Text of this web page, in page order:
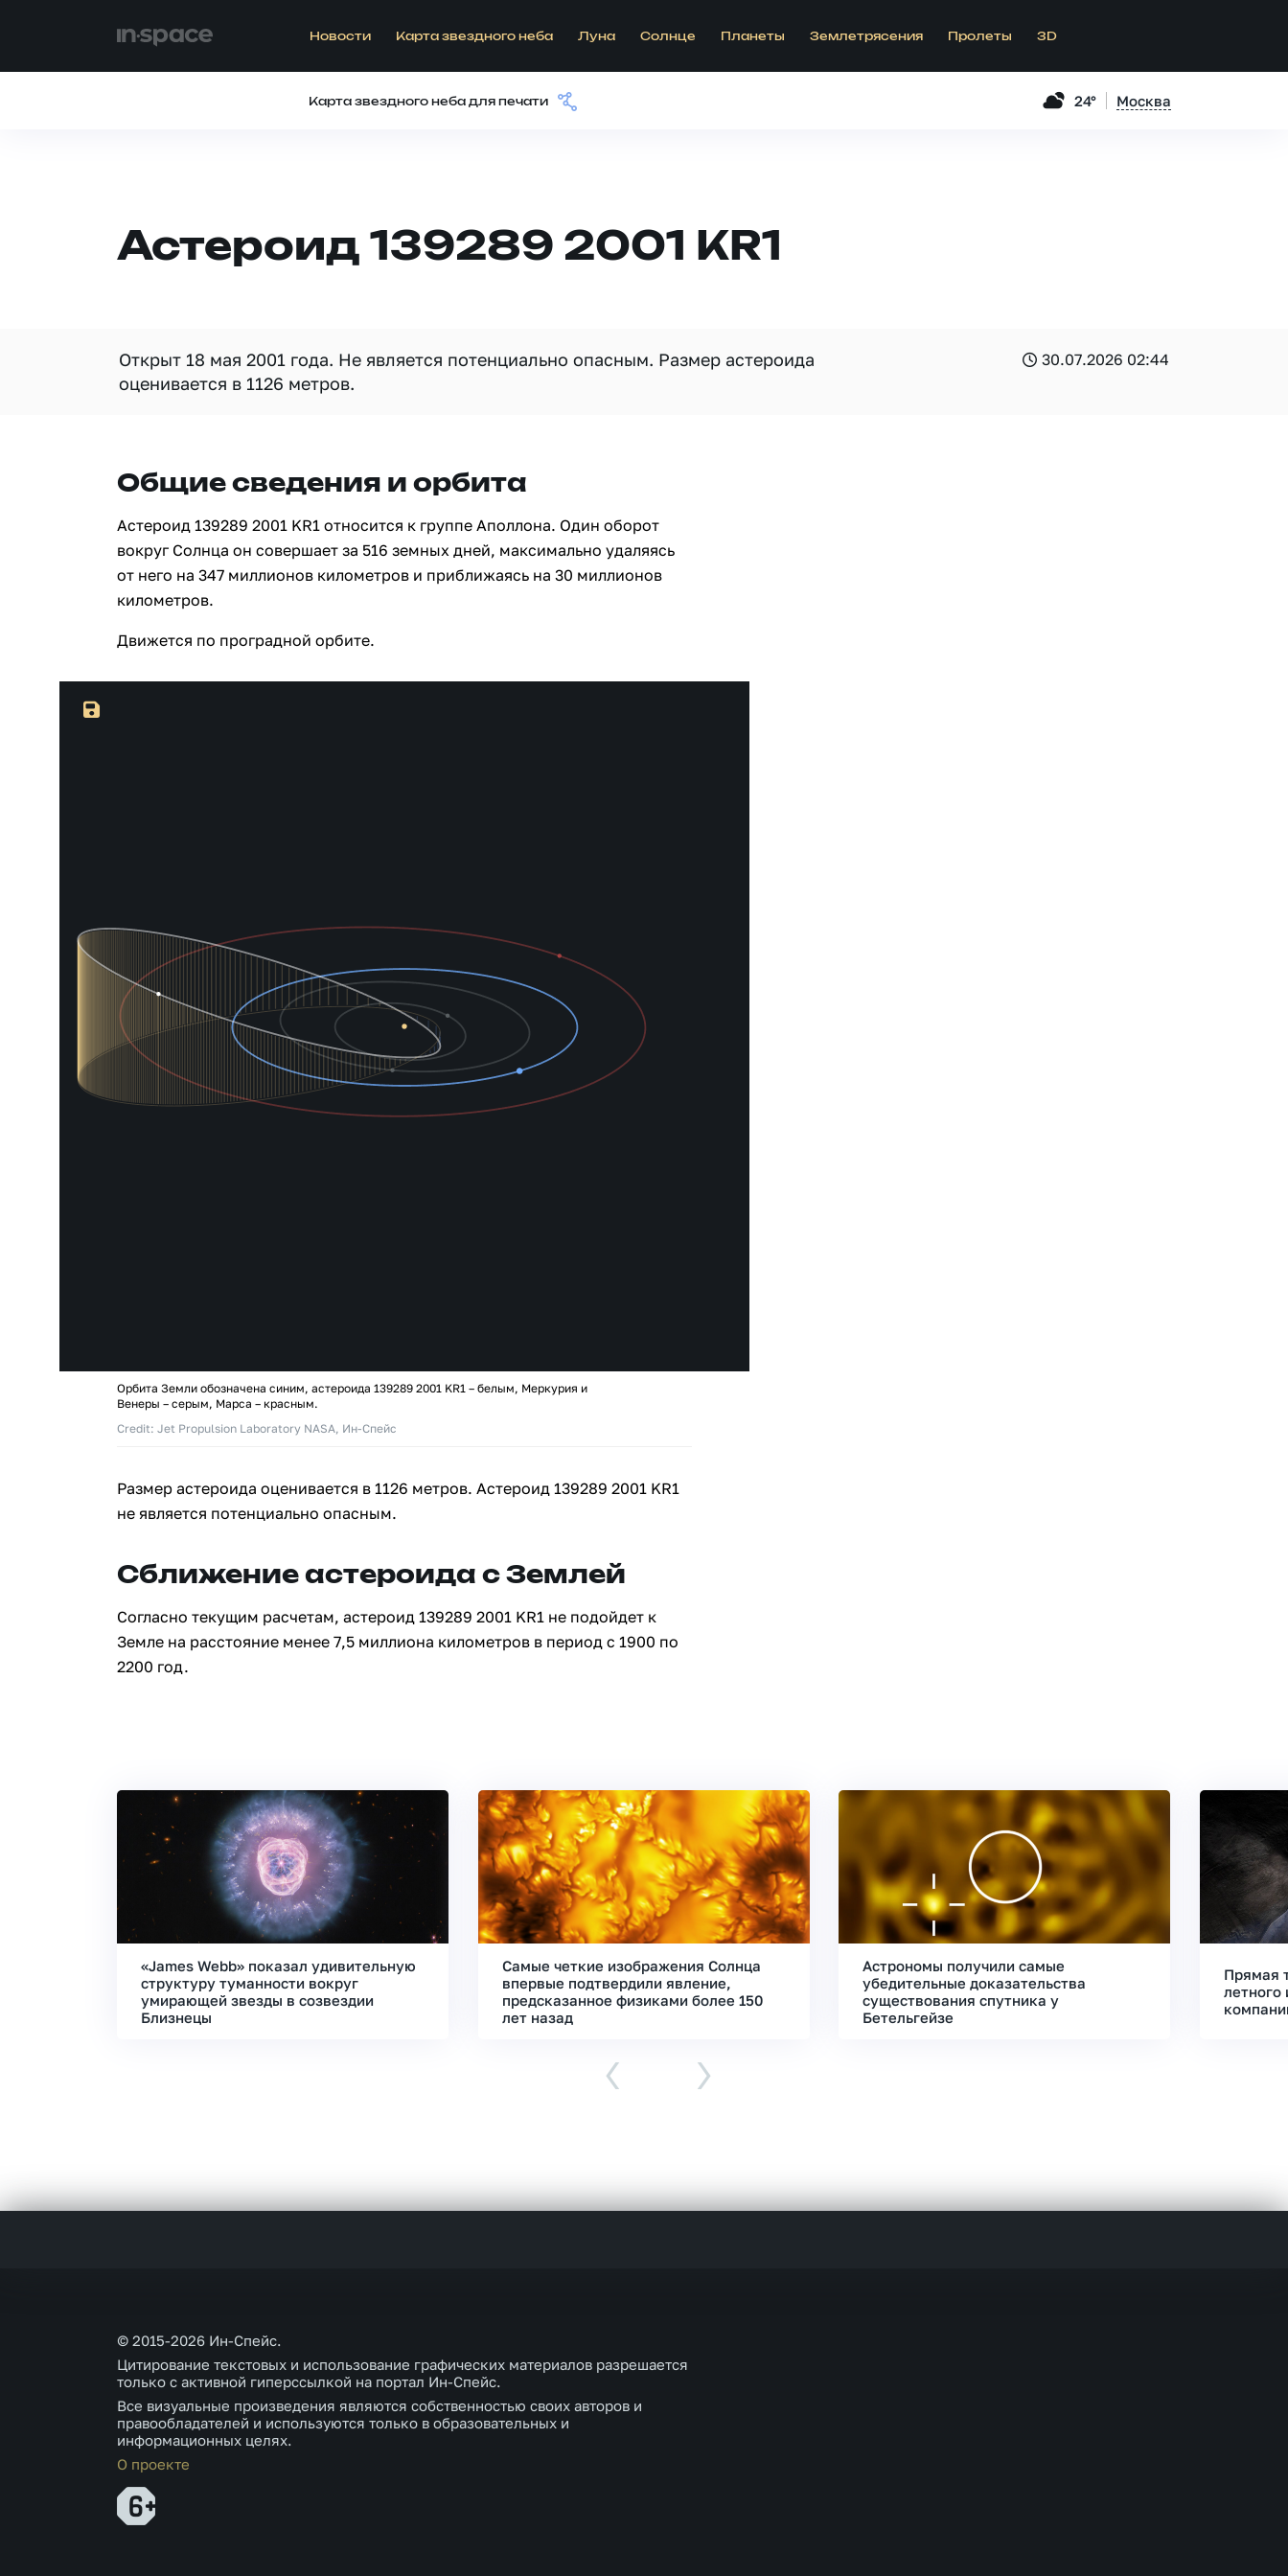
Новости Карта звездного неба Луна Солнце Планеты Землетрясения Пролеты 3D
Карта звездного неба для печати 24° Москва
Астероид 139289 2001 KR1
Открыт 18 мая 2001 года. Не является потенциально опасным. Размер астероида
оценивается в 1126 метров.
30.07.2026 02:44
Общие сведения и орбита
Астероид 139289 2001 KR1 относится к группе Аполлона. Один оборот
вокруг Солнца он совершает за 516 земных дней, максимально удаляясь
от него на 347 миллионов километров и приближаясь на 30 миллионов
километров.
Движется по проградной орбите.
Орбита Земли обозначена синим, астероида 139289 2001 KR1 – белым, Меркурия и
Венеры – серым, Марса – красным.
Credit: Jet Propulsion Laboratory NASA, Ин-Спейс
Размер астероида оценивается в 1126 метров. Астероид 139289 2001 KR1
не является потенциально опасным.
Сближение астероида с Землей
Согласно текущим расчетам, астероид 139289 2001 KR1 не подойдет к
Земле на расстояние менее 7,5 миллиона километров в период с 1900 по
2200 год.
«James Webb» показал удивительную
структуру туманности вокруг
умирающей звезды в созвездии
Близнецы
Самые четкие изображения Солнца
впервые подтвердили явление,
предсказанное физиками более 150
лет назад
Астрономы получили самые
убедительные доказательства
существования спутника у
Бетельгейзе
Прямая
летного
‹ ›
© 2015-2026 Ин-Спейс.
Цитирование текстовых и использование графических материалов разрешается
только с активной гиперссылкой на портал Ин-Спейс.
Все визуальные произведения являются собственностью своих авторов и
правообладателей и используются только в образовательных и
информационных целях.
О проекте